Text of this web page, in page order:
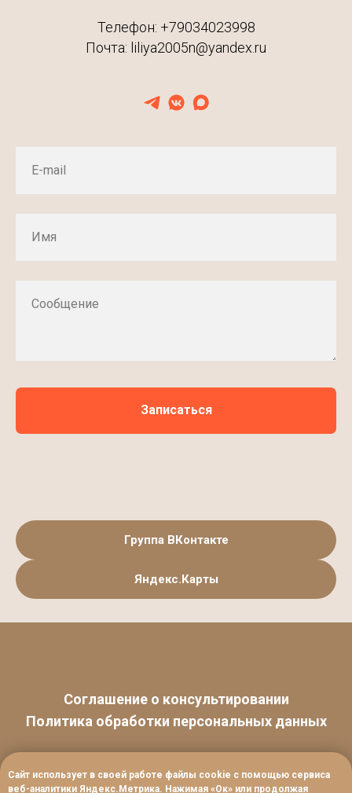
Телефон: +79034023998
Почта: liliya2005n@yandex.ru
E-mail
Имя
Сообщение
Записаться
Cайт использует в своей работе файлы cookie с помощью сервиса
веб-аналитики Яндекс.Метрика. Нажимая «Ок» или продолжая
Группа ВКонтакте
Яндекс.Карты
Соглашение о консультировании
Политика обработки персональных данных